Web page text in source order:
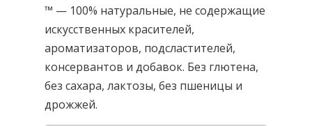
™ — 100% натуральные, не содержащие
искусственных красителей,
ароматизаторов, подсластителей,
консервантов и добавок. Без глютена,
без сахара, лактозы, без пшеницы и
дрожжей.